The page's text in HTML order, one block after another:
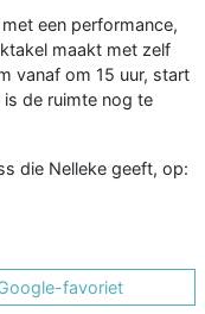
een performance,
maakt met zelf
vanaf om 15 uur, start
is de ruimte nog te
die Nelleke geeft, op:
favoriet